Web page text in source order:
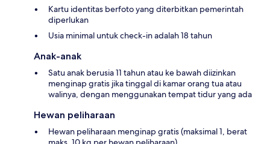
Kartu identitas berfoto yang diterbitkan pemerintah
diperlukan
Usia minimal untuk check-in adalah 18 tahun
Anak-anak
Satu anak berusia 11 tahun atau ke bawah diizinkan
menginap gratis jika tinggal di kamar orang tua atau
walinya, dengan menggunakan tempat tidur yang ada
Hewan peliharaan
Hewan peliharaan menginap gratis (maksimal 1, berat